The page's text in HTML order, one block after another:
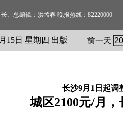
、总编辑：洪孟春 晚报热线：82220000
月 15日 星期 四 出版 前一天
长沙9月1日起调
城区2100元/月，